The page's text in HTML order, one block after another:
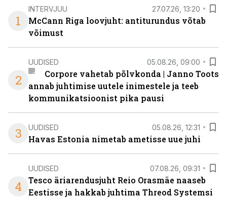
1
INTERVJUU 27.07.26, 13:20
McCann Riga loovjuht: antiturundus võtab
võimust
2
UUDISED 05.08.26, 09:00
Corpore vahetab põlvkonda | Janno Toots
annab juhtimise uutele inimestele ja teeb
kommunikatsioonist pika pausi
3 UUDISED 05.08.26, 12:31
Havas Estonia nimetab ametisse uue juhi
4
UUDISED 07.08.26, 09:31
Tesco äriarendusjuht Reio Orasmäe naaseb
Eestisse ja hakkab juhtima Threod Systemsi